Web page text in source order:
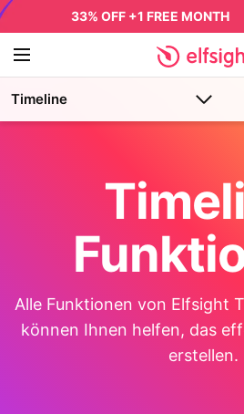
33% OFF +1 FREE MONTH
Timeline
Alle Funktionen von Elfsight
können Ihnen helfen, das
erstellen.